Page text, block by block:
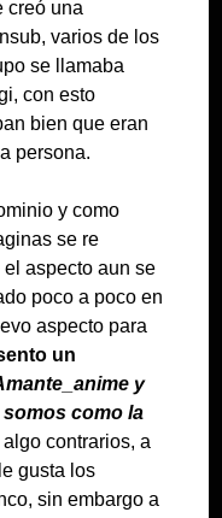
creó una
varios de los
se llamaba
con esto
bien que eran
persona.
y como
se re
aspecto aun se
poco a poco en
aspecto para
un
y
somos como la
contrarios, a
gusta los
sin embargo a